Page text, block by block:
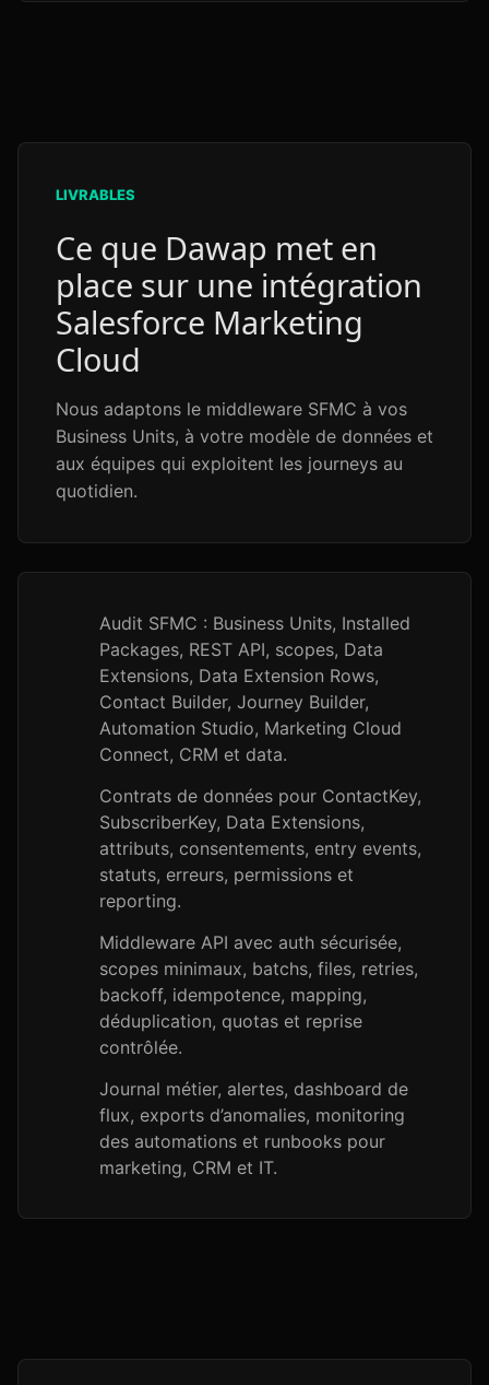
LIVRABLES
Ce que Dawap met en
place sur une intégration
Salesforce Marketing
Cloud
Nous adaptons le middleware SFMC à vos
Business Units, à votre modèle de données et
aux équipes qui exploitent les journeys au
quotidien.
Audit SFMC : Business Units, Installed
Packages, REST API, scopes, Data
Extensions, Data Extension Rows,
Contact Builder, Journey Builder,
Automation Studio, Marketing Cloud
Connect, CRM et data.
Contrats de données pour ContactKey,
SubscriberKey, Data Extensions,
attributs, consentements, entry events,
statuts, erreurs, permissions et
reporting.
Middleware API avec auth sécurisée,
scopes minimaux, batchs, files, retries,
backoff, idempotence, mapping,
déduplication, quotas et reprise
contrôlée.
Journal métier, alertes, dashboard de
flux, exports d’anomalies, monitoring
des automations et runbooks pour
marketing, CRM et IT.